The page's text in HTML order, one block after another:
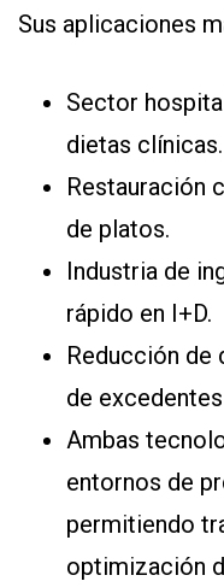
Sus aplicaciones
Sector
dietas clínicas.
Restauración
de platos.
Industria de
rápido en I+D.
Reducción de
de
Ambas
entornos de
permitiendo
optimización